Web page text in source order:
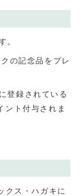
。
の記念品をプレ
に登録されている
ント付与されま
クス・ハガキに